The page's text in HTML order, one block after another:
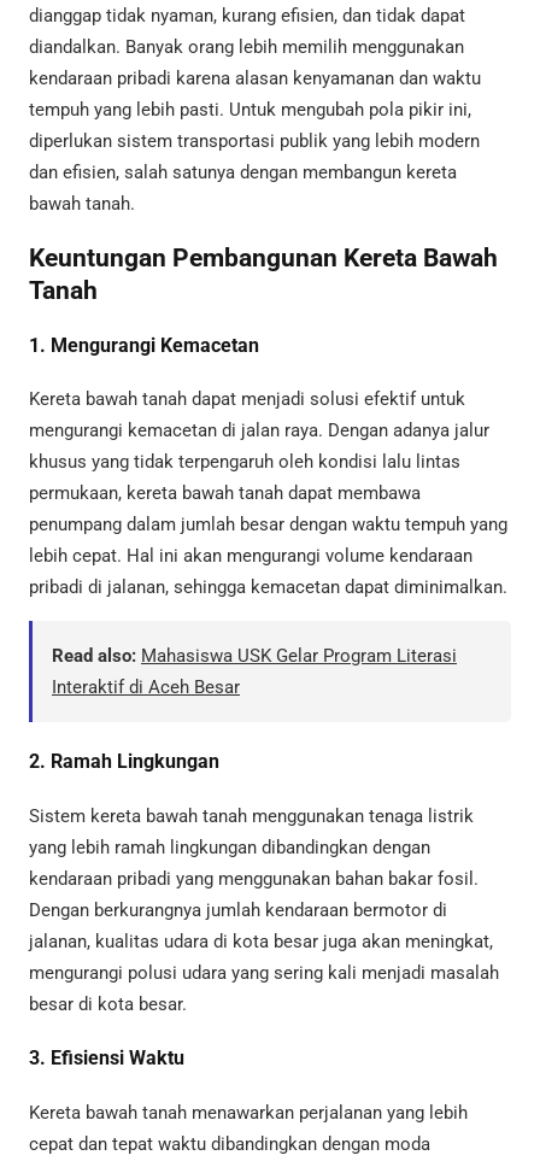
dianggap tidak nyaman, kurang efisien, dan tidak dapat
diandalkan. Banyak orang lebih memilih menggunakan
kendaraan pribadi karena alasan kenyamanan dan waktu
tempuh yang lebih pasti. Untuk mengubah pola pikir ini,
diperlukan sistem transportasi publik yang lebih modern
dan efisien, salah satunya dengan membangun kereta
bawah tanah.
Keuntungan Pembangunan Kereta Bawah
Tanah
1. Mengurangi Kemacetan
Kereta bawah tanah dapat menjadi solusi efektif untuk
mengurangi kemacetan di jalan raya. Dengan adanya jalur
khusus yang tidak terpengaruh oleh kondisi lalu lintas
permukaan, kereta bawah tanah dapat membawa
penumpang dalam jumlah besar dengan waktu tempuh yang
lebih cepat. Hal ini akan mengurangi volume kendaraan
pribadi di jalanan, sehingga kemacetan dapat diminimalkan.
Read also: Mahasiswa USK Gelar Program Literasi
Interaktif di Aceh Besar
2. Ramah Lingkungan
Sistem kereta bawah tanah menggunakan tenaga listrik
yang lebih ramah lingkungan dibandingkan dengan
kendaraan pribadi yang menggunakan bahan bakar fosil.
Dengan berkurangnya jumlah kendaraan bermotor di
jalanan, kualitas udara di kota besar juga akan meningkat,
mengurangi polusi udara yang sering kali menjadi masalah
besar di kota besar.
3. Efisiensi Waktu
Kereta bawah tanah menawarkan perjalanan yang lebih
cepat dan tepat waktu dibandingkan dengan moda